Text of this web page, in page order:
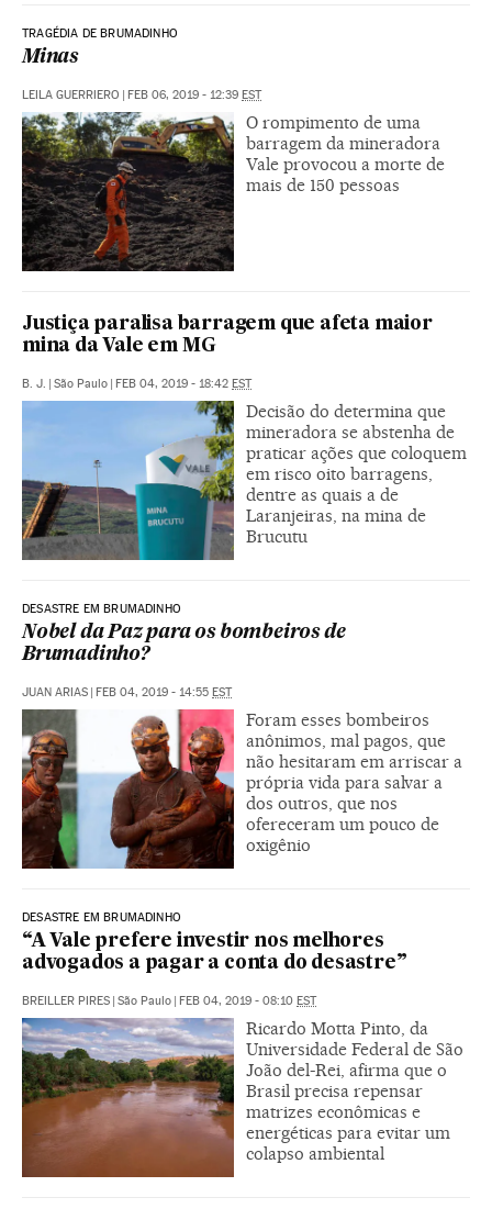
TRAGÉDIA DE BRUMADINHO
Minas
LEILA GUERRIERO FEB 06, 2019 - 12:39 EST
O rompimento de uma
barragem da mineradora
Vale provocou a morte de
mais de 150 pessoas
Justiça paralisa barragem que afeta maior
mina da Vale em MG
B. J. | São Paulo | FEB 04, 2019 - 18:42 EST
Decisão do determina que
mineradora se abstenha de
praticar ações que coloquem
em risco oito barragens,
dentre as quais a de
Laranjeiras, na mina de
Brucutu
DESASTRE EM BRUMADINHO
Nobel da Paz para os bombeiros de
Brumadinho?
JUAN ARIAS | FEB 04, 2019 - 14:55 EST
Foram esses bombeiros
anônimos, mal pagos, que
não hesitaram em arriscar a
própria vida para salvar a
dos outros, que nos
ofereceram um pouco de
oxigênio
DESASTRE EM BRUMADINHO
“A Vale prefere investir nos melhores
advogados a pagar a conta do desastre”
BREILLER PIRES | São Paulo | FEB 04, 2019 - 08:10 EST
Ricardo Motta Pinto, da
Universidade Federal de São
João del-Rei, afirma que o
Brasil precisa repensar
matrizes econômicas e
energéticas para evitar um
colapso ambiental